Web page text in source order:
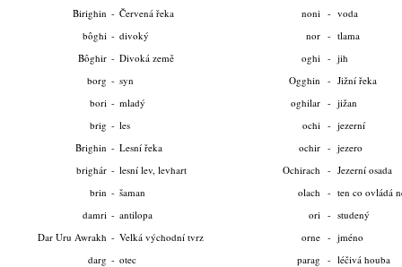
Birighin - Červená řeka noni - voda
bôghi - divoký nor - tlama
Bôghir - Divoká země oghi - jih
borg - syn Ogghin - Jižní řeka
bori - mladý oghilar - jižan
brig - les ochi - jezerní
Brighin - Lesní řeka ochir - jezero
brighár - lesní lev, levhart Ochirach - Jezerní osada
brin - šaman olach - ten co ovládá
damri - antilopa ori - studený
Dar Uru Awrakh - Velká východní tvrz orne - jméno
darg - otec parag - léčivá houba